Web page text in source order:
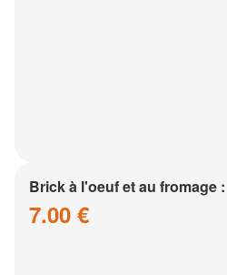
Brick à l'oeuf et au fromage :
7.00 €